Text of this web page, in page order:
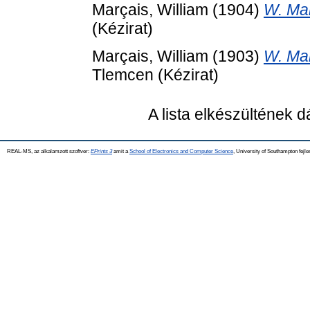
Marçais, William (1904) W.
(Kézirat)
Marçais, William (1903) W.
Tlemcen (Kézirat)
A lista elkészültének
REAL-MS, az alkalamzott szoftver: EPrints 3amit a School of Electronics and Computer Science , University of Southampton